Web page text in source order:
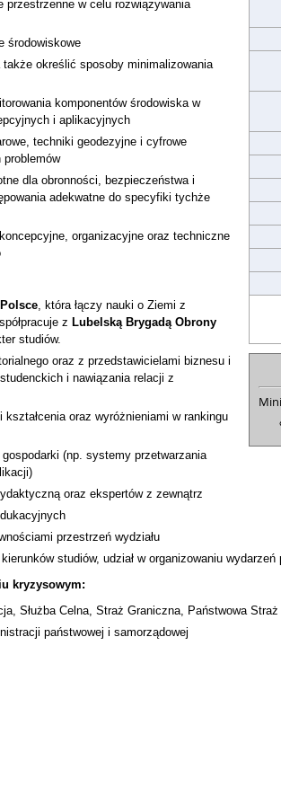
w celu rozwiązywania
środowiskowe
określić sposoby minimalizowania
komponentów środowiska w
i aplikacyjnych
techniki geodezyjne i cyfrowe
problemów
dla obronności, bezpieczeństwa i
adekwatne do specyfiki tychże
organizacyjne oraz techniczne
, która łączy nauki o Ziemi z
z Lubelską Brygadą Obrony
studiów.
oraz z przedstawicielami biznesu i
i nawiązania relacji z
oraz wyróżnieniami w rankingu
(np. systemy przetwarzania
oraz ekspertów z zewnątrz
przestrzeń wydziału
studiów, udział w organizowaniu
kryzysowym:
Służba Celna, Straż Graniczna, Państwowa
państwowej i samorządowej